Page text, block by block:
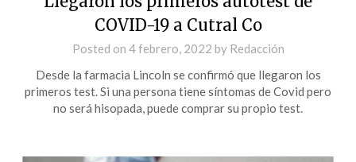
COVID-19 a Cutral Co
Posted on 4 febrero, 2022 by Redacción
Desde la farmacia Lincoln se confirmó que llegaron los
primeros test. Si una persona tiene síntomas de Covid pero
no será hisopada, puede comprar su propio test.